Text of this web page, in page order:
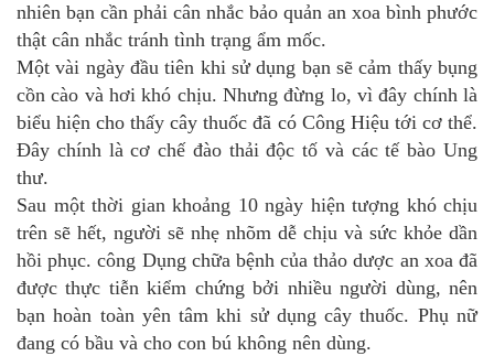
nhiên bạn cần phải cân nhắc bảo quản an xoa bình phước
thật cân nhắc tránh tình trạng ẩm mốc.
Một vài ngày đầu tiên khi sử dụng bạn sẽ cảm thấy bụng
cồn cào và hơi khó chịu. Nhưng đừng lo, vì đây chính là
biểu hiện cho thấy cây thuốc đã có Công Hiệu tới cơ thể.
Đây chính là cơ chế đào thải độc tố và các tế bào Ung
thư.
Sau một thời gian khoảng 10 ngày hiện tượng khó chịu
trên sẽ hết, người sẽ nhẹ nhõm dễ chịu và sức khỏe dần
hồi phục. công Dụng chữa bệnh của thảo dược an xoa đã
được thực tiễn kiểm chứng bởi nhiều người dùng, nên
bạn hoàn toàn yên tâm khi sử dụng cây thuốc. Phụ nữ
đang có bầu và cho con bú không nên dùng.